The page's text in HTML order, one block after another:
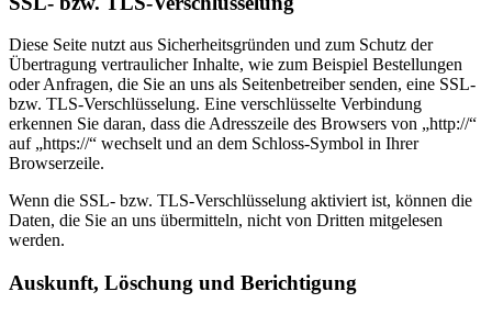
Diese Seite nutzt aus Sicherheitsgründen und zum Schutz der
Übertragung vertraulicher Inhalte, wie zum Beispiel Bestellungen
oder Anfragen, die Sie an uns als Seitenbetreiber senden, eine SSL-
bzw. TLS-Verschlüsselung. Eine verschlüsselte Verbindung
erkennen Sie daran, dass die Adresszeile des Browsers von „http://“
auf „https://“ wechselt und an dem Schloss-Symbol in Ihrer
Browserzeile.
Wenn die SSL- bzw. TLS-Verschlüsselung aktiviert ist, können die
Daten, die Sie an uns übermitteln, nicht von Dritten mitgelesen
werden.
Auskunft, Löschung und Berichtigung